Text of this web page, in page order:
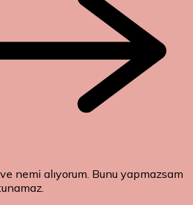
ve nemi alıyorum. Bunu yapmazsam